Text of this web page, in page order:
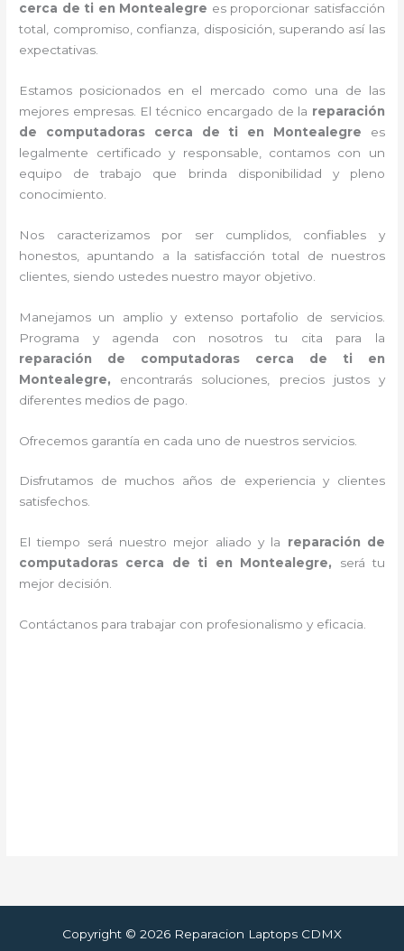
cerca de ti en Montealegre es proporcionar satisfacción
total, compromiso, confianza, disposición, superando así las
expectativas.
Estamos posicionados en el mercado como una de las
mejores empresas. El técnico encargado de la reparación
de computadoras cerca de ti en Montealegre es
legalmente certificado y responsable, contamos con un
equipo de trabajo que brinda disponibilidad y pleno
conocimiento.
Nos caracterizamos por ser cumplidos, confiables y
honestos, apuntando a la satisfacción total de nuestros
clientes, siendo ustedes nuestro mayor objetivo.
Manejamos un amplio y extenso portafolio de servicios.
Programa y agenda con nosotros tu cita para la
reparación de computadoras cerca de ti en
Montealegre, encontrarás soluciones, precios justos y
diferentes medios de pago.
Ofrecemos garantía en cada uno de nuestros servicios.
Disfrutamos de muchos años de experiencia y clientes
satisfechos.
El tiempo será nuestro mejor aliado y la reparación de
computadoras cerca de ti en Montealegre, será tu
mejor decisión.
Contáctanos para trabajar con profesionalismo y eficacia.
Copyright © 2026 Reparacion Laptops CDMX